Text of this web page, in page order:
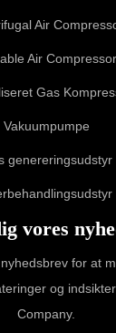
Air
Air Compressor
Gas
Vakuumpumpe
genereringsudstyr
vores
for at
og
Company.